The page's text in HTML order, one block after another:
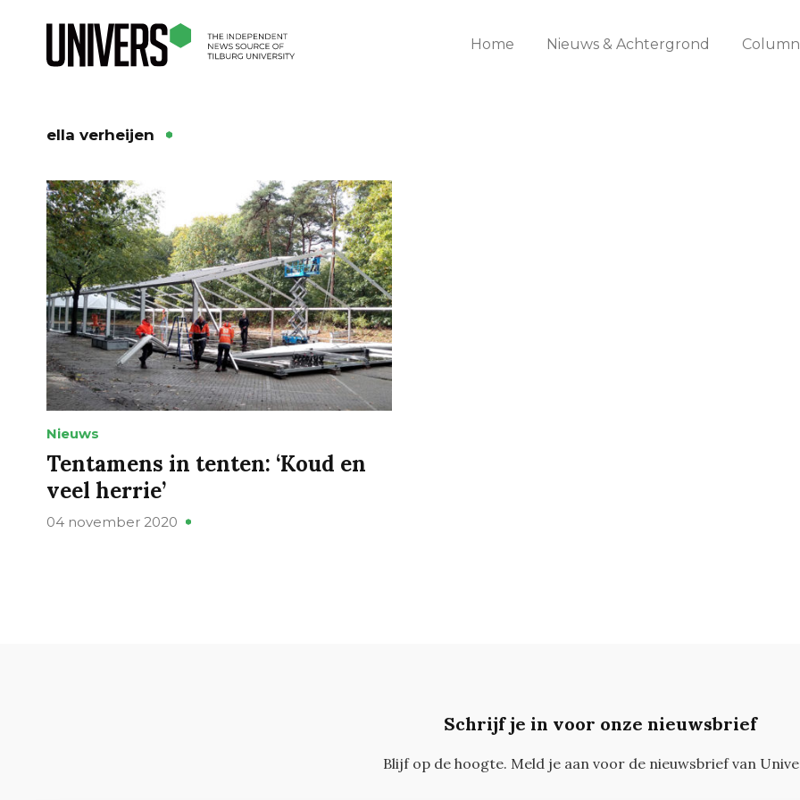
Home Nieuws & Achtergrond
ella verheijen
Nieuws
Tentamens in tenten: ‘Koud en
veel herrie’
04 november 2020
Schrijf je in voor onze nieuwsbrief
Blijf op de hoogte. Meld je aan voor de nieuwsbrief van